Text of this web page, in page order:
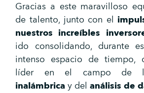
Gracias a este maravilloso
de talento, junto con el
nuestros increíbles
ido consolidando, durante
intenso espacio de tiempo,
líder en el campo de
inalámbricay delanálisis de